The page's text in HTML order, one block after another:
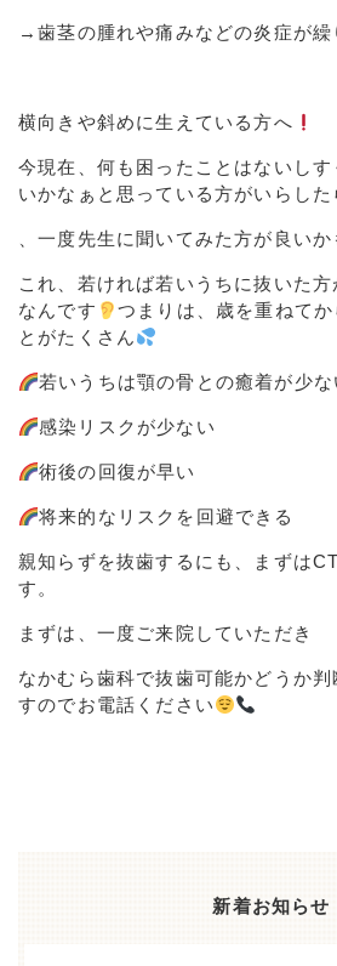
→歯茎の腫れや痛みなどの炎症が繰
横向きや斜めに生えている方へ
今現在、何も困ったことはないし
いかなぁと思っている方がいらした
、一度先生に聞いてみた方が良いか
これ、若ければ若いうちに抜いた
なんです
つまりは、歳を重ねて
とがたくさん
若いうちは顎の骨との癒着が少
感染リスクが少ない
術後の回復が早い
将来的なリスクを回避できる
親知らずを抜歯するにも、まずは
す。
まずは、一度ご来院していただき
なかむら歯科で抜歯可能かどうか判
すのでお電話ください
新着お知らせ